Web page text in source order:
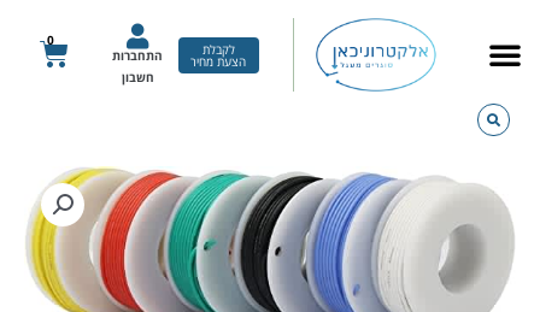
לקבלת
הצעת מחיר
התחברות
חשבון
0
עגלת
של
גליל
15
מטר